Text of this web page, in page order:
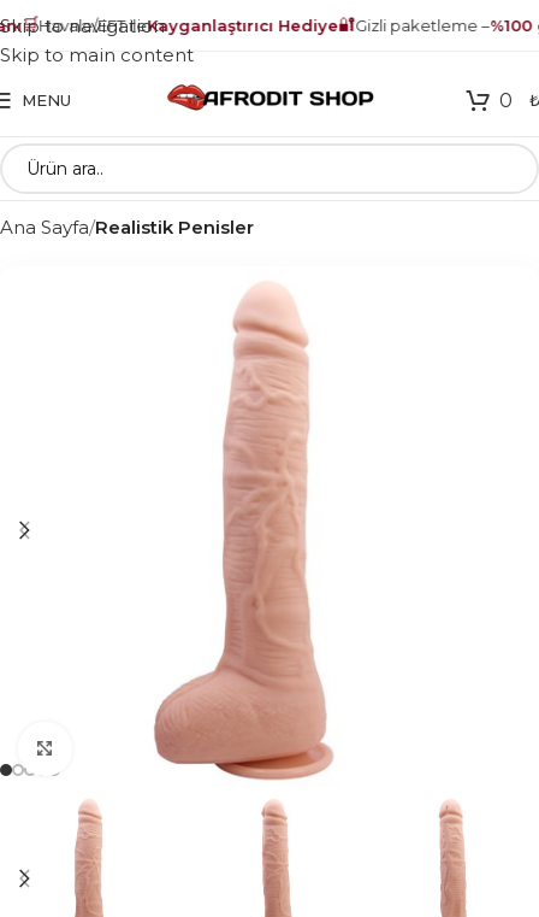
🛒Havale/EFT ileKayganlaştırıcı Hediye🔐Gizli paketleme –%100
Skip to navigation
Skip to main content
MENU 0 ₺
Ana Sayfa Realistik Penisler
Click to enlarge